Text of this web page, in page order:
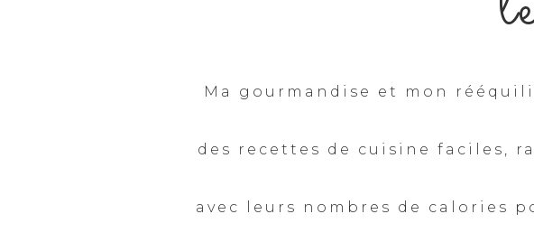
Ma gourmandise et mon
des recettes de cuisine faciles,
avec leurs nombres de calories